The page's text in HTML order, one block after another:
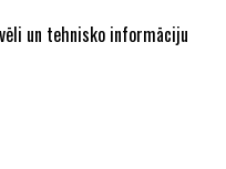
un tehnisko informāciju